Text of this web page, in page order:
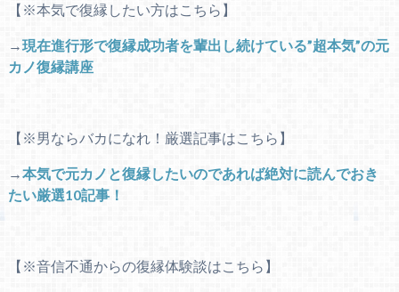
【※本気で復縁したい方はこちら】
→現在進行形で復縁成功者を輩出し続けている”超本気”の元
カノ復縁講座
【※男ならバカになれ！厳選記事はこちら】
→本気で元カノと復縁したいのであれば絶対に読んでおき
たい厳選10記事！
【※音信不通からの復縁体験談はこちら】